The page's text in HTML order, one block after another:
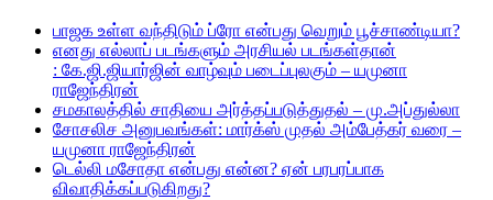
பாஜக உள்ள வந்திடும் ப்ரோ என்பது வெறும் பூச்சாண்டியா?
எனது எல்லாப் படங்களும் அரசியல் படங்கள்தான்
: கே.ஜி.ஜியார்ஜின் வாழ்வும் படைப்புலகும் – யமுனா
ராஜேந்திரன்
சமகாலத்தில் சாதியை அர்த்தப்படுத்துதல் – மு.அப்துல்லா
சோசலிச அனுபவங்கள்: மார்க்ஸ் முதல் அம்பேத்கர் வரை –
யமுனா ராஜேந்திரன்
டெல்லி மசோதா என்பது என்ன? ஏன் பரபரப்பாக
விவாதிக்கப்படுகிறது?